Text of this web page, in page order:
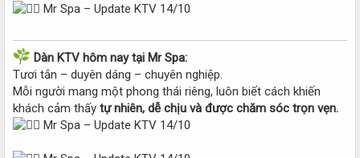
Dàn KTV hôm nay tại Mr Spa:
Tươi tắn – duyên dáng – chuyên nghiệp.
Mỗi người mang một phong thái riêng, luôn biết cách khiến
khách cảm thấy tự nhiên, dễ chịu và được chăm sóc trọn vẹn.